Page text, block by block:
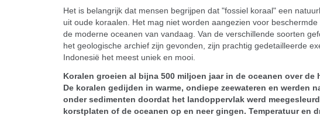
Het is belangrijk dat mensen begrijpen dat "fossiel koraal" een
uit oude koraalen. Het mag niet worden aangezien voor
de moderne oceanen van vandaag. Van de verschillende soorten
het geologische archief zijn gevonden, zijn prachtig gedetailleerde
Indonesië het meest uniek en mooi.
Koralen groeien al bijna 500 miljoen jaar in de oceanen over de
De koralen gedijden in warme, ondiepe zeewateren en werden
onder sedimenten doordat het landoppervlak werd
korstplaten of de oceanen op en neer gingen. Temperatuur en